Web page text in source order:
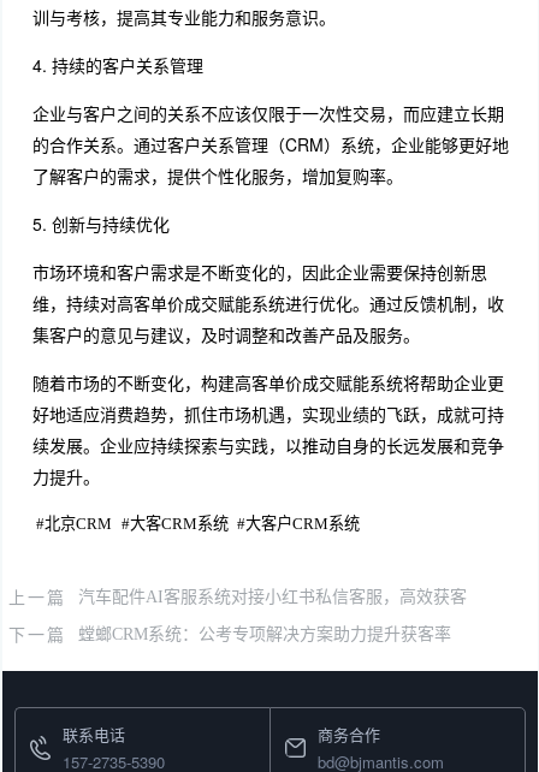
训与考核，提高其专业能力和服务意识。
4. 持续的客户关系管理
企业与客户之间的关系不应该仅限于一次性交易，而应建立长期
的合作关系。通过客户关系管理（CRM）系统，企业能够更好地
了解客户的需求，提供个性化服务，增加复购率。
5. 创新与持续优化
市场环境和客户需求是不断变化的，因此企业需要保持创新思
维，持续对高客单价成交赋能系统进行优化。通过反馈机制，收
集客户的意见与建议，及时调整和改善产品及服务。
随着市场的不断变化，构建高客单价成交赋能系统将帮助企业更
好地适应消费趋势，抓住市场机遇，实现业绩的飞跃，成就可持
续发展。企业应持续探索与实践，以推动自身的长远发展和竞争
力提升。
#北京CRM #大客CRM系统 #大客户CRM系统
上一篇 汽车配件AI客服系统对接小红书私信客服，高效获客
下一篇 螳螂CRM系统：公考专项解决方案助力提升获客率
联系电话
157-2735-5390
商务合作
bd@bjmantis.com